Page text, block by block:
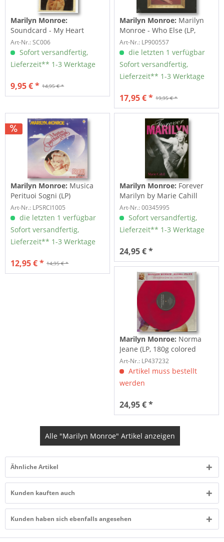
Marilyn Monroe:
Soundcard - My Heart
Belongs To Daddy (Picture...
Art-Nr.: SC006
Sofort versandfertig,
Lieferzeit** 1-3 Werktage
14,95 € *
9,95 € *
Marilyn Monroe: Marilyn
Monroe - Who Else (LP,
180g Vinyl)
Art-Nr.: LP900557
die letzten 1 verfügbar
Sofort versandfertig,
Lieferzeit** 1-3 Werktage
19,95 € *
17,95 € *
Marilyn Monroe: Musica
Perituoi Sogni (LP)
Art-Nr.: LPSRCI1005
die letzten 1 verfügbar
Sofort versandfertig,
Lieferzeit** 1-3 Werktage
14,95 € *
12,95 € *
Marilyn Monroe: Forever
Marilyn by Marie Cahill
Art-Nr.: 00345995
Sofort versandfertig,
Lieferzeit** 1-3 Werktage
24,95 € *
Marilyn Monroe: Norma
Jeane (LP, 180g colored
Vinyl, Ltd.)
Art-Nr.: LP437232
Artikel muss bestellt
werden
24,95 € *
Alle "Marilyn Monroe" Artikel anzeigen
Ähnliche Artikel
Kunden kauften auch
Kunden haben sich ebenfalls angesehen